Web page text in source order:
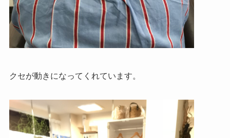
クセが動きになってくれています。